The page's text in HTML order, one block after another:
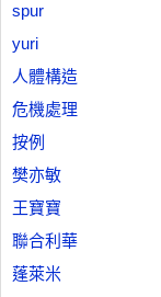
spur
yuri
人體構造
危機處理
按例
樊亦敏
王寶寶
聯合利華
蓬萊米